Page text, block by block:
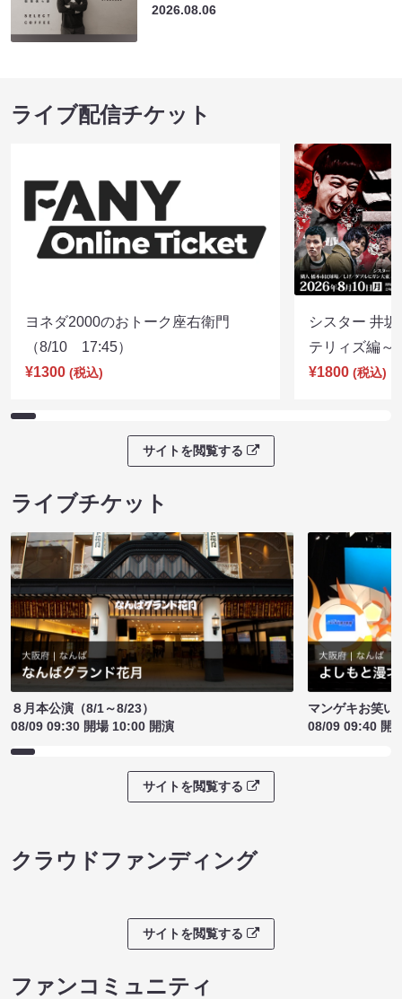
2026.08.06
ライブ配信チケット
ヨネダ2000のおトーク座右衛門
（8/10 17:45）
¥1300 (税込)
シスター 井
テリィズ編
¥1800 (税込)
サイトを閲覧する
ライブチケット
８月本公演（8/1～8/23）
08/09 09:30 開場 10:00 開演
マンゲキお笑い
08/09 09:40 開
サイトを閲覧する
クラウドファンディング
サイトを閲覧する
ファンコミュニティ